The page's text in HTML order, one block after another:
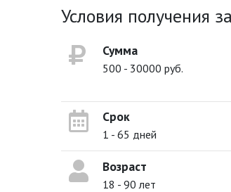
Условия получения
Сумма
500 - 30000 руб.
Срок
1 - 65 дней
Возраст
18 - 90 лет